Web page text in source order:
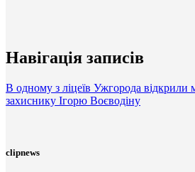
Навігація записів
В одному з ліцеїв Ужгорода відкрили
захиснику Ігорю Воєводіну
clipnews